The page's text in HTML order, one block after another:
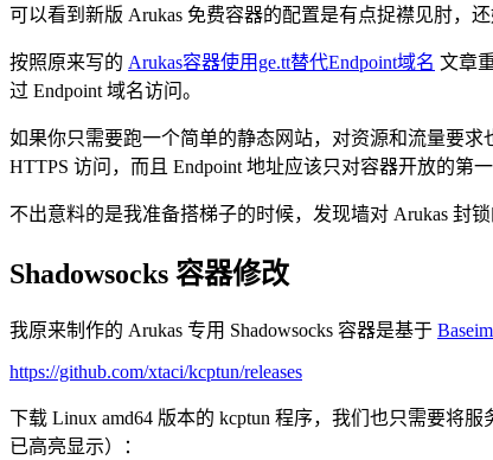
可以看到新版 Arukas 免费容器的配置是有点捉襟见肘，
按照原来写的 Arukas容器使用ge.tt替代Endpoint域名 文章
过 Endpoint 域名访问。
如果你只需要跑一个简单的静态网站，对资源和流量要求
HTTPS 访问，而且 Endpoint 地址应该只对容器开放的第
不出意料的是我准备搭梯子的时候，发现墙对 Arukas 封
Shadowsocks 容器修改
我原来制作的 Arukas 专用 Shadowsocks 容器是基于
https://github.com/xtaci/kcptun/releases
下载 Linux amd64 版本的 kcptun 程序，我们也只需要将
已高亮显示）：